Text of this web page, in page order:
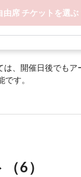
由席 チケットを選ぶ
、開催日後でもア
す。
（6）